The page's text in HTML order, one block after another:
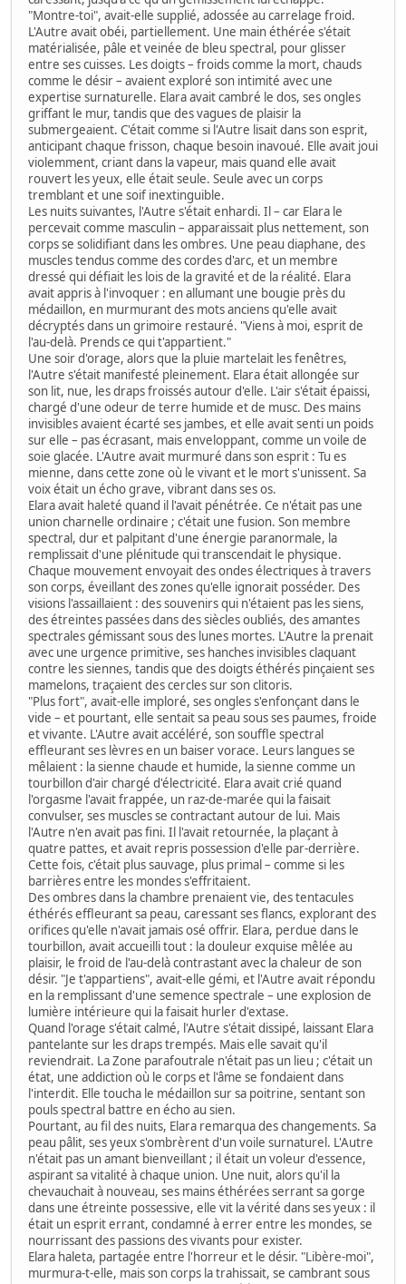
"Montre-toi", avait-elle supplié, adossée au carrelage froid.
L'Autre avait obéi, partiellement. Une main éthérée s'était
matérialisée, pâle et veinée de bleu spectral, pour glisser
entre ses cuisses. Les doigts – froids comme la mort, chauds
comme le désir – avaient exploré son intimité avec une
expertise surnaturelle. Elara avait cambré le dos, ses ongles
griffant le mur, tandis que des vagues de plaisir la
submergeaient. C'était comme si l'Autre lisait dans son esprit,
anticipant chaque frisson, chaque besoin inavoué. Elle avait joui
violemment, criant dans la vapeur, mais quand elle avait
rouvert les yeux, elle était seule. Seule avec un corps
tremblant et une soif inextinguible.
Les nuits suivantes, l'Autre s'était enhardi. Il – car Elara le
percevait comme masculin – apparaissait plus nettement, son
corps se solidifiant dans les ombres. Une peau diaphane, des
muscles tendus comme des cordes d'arc, et un membre
dressé qui défiait les lois de la gravité et de la réalité. Elara
avait appris à l'invoquer : en allumant une bougie près du
médaillon, en murmurant des mots anciens qu'elle avait
décryptés dans un grimoire restauré. "Viens à moi, esprit de
l'au-delà. Prends ce qui t'appartient."
Une soir d'orage, alors que la pluie martelait les fenêtres,
l'Autre s'était manifesté pleinement. Elara était allongée sur
son lit, nue, les draps froissés autour d'elle. L'air s'était épaissi,
chargé d'une odeur de terre humide et de musc. Des mains
invisibles avaient écarté ses jambes, et elle avait senti un poids
sur elle – pas écrasant, mais enveloppant, comme un voile de
soie glacée. L'Autre avait murmuré dans son esprit : Tu es
mienne, dans cette zone où le vivant et le mort s'unissent. Sa
voix était un écho grave, vibrant dans ses os.
Elara avait haleté quand il l'avait pénétrée. Ce n'était pas une
union charnelle ordinaire ; c'était une fusion. Son membre
spectral, dur et palpitant d'une énergie paranormale, la
remplissait d'une plénitude qui transcendait le physique.
Chaque mouvement envoyait des ondes électriques à travers
son corps, éveillant des zones qu'elle ignorait posséder. Des
visions l'assaillaient : des souvenirs qui n'étaient pas les siens,
des étreintes passées dans des siècles oubliés, des amantes
spectrales gémissant sous des lunes mortes. L'Autre la prenait
avec une urgence primitive, ses hanches invisibles claquant
contre les siennes, tandis que des doigts éthérés pinçaient ses
mamelons, traçaient des cercles sur son clitoris.
"Plus fort", avait-elle imploré, ses ongles s'enfonçant dans le
vide – et pourtant, elle sentait sa peau sous ses paumes, froide
et vivante. L'Autre avait accéléré, son souffle spectral
effleurant ses lèvres en un baiser vorace. Leurs langues se
mêlaient : la sienne chaude et humide, la sienne comme un
tourbillon d'air chargé d'électricité. Elara avait crié quand
l'orgasme l'avait frappée, un raz-de-marée qui la faisait
convulser, ses muscles se contractant autour de lui. Mais
l'Autre n'en avait pas fini. Il l'avait retournée, la plaçant à
quatre pattes, et avait repris possession d'elle par-derrière.
Cette fois, c'était plus sauvage, plus primal – comme si les
barrières entre les mondes s'effritaient.
Des ombres dans la chambre prenaient vie, des tentacules
éthérés effleurant sa peau, caressant ses flancs, explorant des
orifices qu'elle n'avait jamais osé offrir. Elara, perdue dans le
tourbillon, avait accueilli tout : la douleur exquise mêlée au
plaisir, le froid de l'au-delà contrastant avec la chaleur de son
désir. "Je t'appartiens", avait-elle gémi, et l'Autre avait répondu
en la remplissant d'une semence spectrale – une explosion de
lumière intérieure qui la faisait hurler d'extase.
Quand l'orage s'était calmé, l'Autre s'était dissipé, laissant Elara
pantelante sur les draps trempés. Mais elle savait qu'il
reviendrait. La Zone parafoutrale n'était pas un lieu ; c'était un
état, une addiction où le corps et l'âme se fondaient dans
l'interdit. Elle toucha le médaillon sur sa poitrine, sentant son
pouls spectral battre en écho au sien.
Pourtant, au fil des nuits, Elara remarqua des changements. Sa
peau pâlit, ses yeux s'ombrèrent d'un voile surnaturel. L'Autre
n'était pas un amant bienveillant ; il était un voleur d'essence,
aspirant sa vitalité à chaque union. Une nuit, alors qu'il la
chevauchait à nouveau, ses mains éthérées serrant sa gorge
dans une étreinte possessive, elle vit la vérité dans ses yeux : il
était un esprit errant, condamné à errer entre les mondes, se
nourrissant des passions des vivants pour exister.
Elara haleta, partagée entre l'horreur et le désir. "Libère-moi",
murmura-t-elle, mais son corps la trahissait, se cambrant sous